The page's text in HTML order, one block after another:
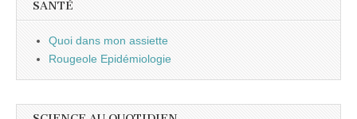
SANTÉ
Quoi dans mon assiette
Rougeole Epidémiologie